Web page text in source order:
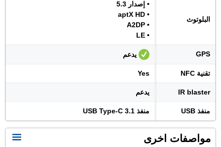
البلوتوث
• إصدار 5.3
• aptX HD
• A2DP
• LE
GPS يدعم
تقنية NFC Yes
IR blaster يدعم
منفذ USB منفذ USB Type-C 3.1
مواصفات اخرى